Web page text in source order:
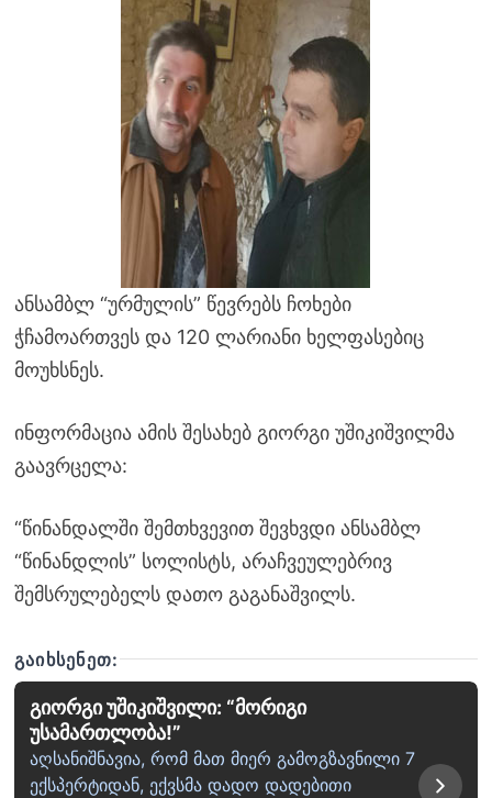
ანსამბლ “ურმულის” წევრებს ჩოხები
ჭჩამოართვეს და 120 ლარიანი ხელფასებიც
მოუხსნეს.
ინფორმაცია ამის შესახებ გიორგი უშიკიშვილმა
გაავრცელა:
“წინანდალში შემთხვევით შევხვდი ანსამბლ
“წინანდლის” სოლისტს, არაჩვეულებრივ
შემსრულებელს დათო გაგანაშვილს.
ᲒᲐᲘᲮᲡᲔᲜᲔᲗ:
გიორგი უშიკიშვილი: “მორიგი
უსამართლობა!”
აღსანიშნავია, რომ მათ მიერ გამოგზავნილი 7
ექსპერტიდან, ექვსმა დადო დადებითი